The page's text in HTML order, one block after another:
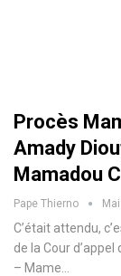
Procès
Amady
Mamadou
Pape Thierno
C’était attendu,
de la Cour
– Mame…